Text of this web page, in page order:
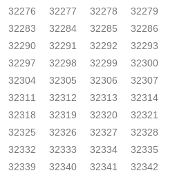
32276 32277 32278
32279
32283 32284 32285
32286
32290 32291 32292
32293
32297 32298 32299
32300
32304 32305 32306
32307
32311 32312 32313
32314
32318 32319 32320
32321
32325 32326 32327
32328
32332 32333 32334
32335
32339 32340 32341
32342